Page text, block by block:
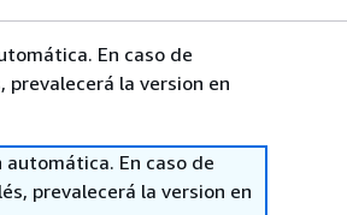
En caso de
la version en
En caso de
prevalecerá la version en